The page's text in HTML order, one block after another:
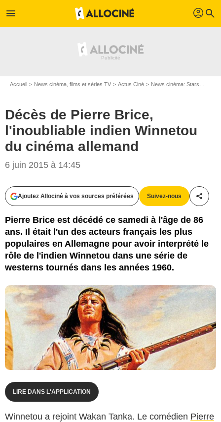
menu profil search
Accueil News cinéma, films et séries TV Actus Ciné News cinéma: Stars
Décès de Pierre Brice,
l'inoubliable indien Winnetou
du cinéma allemand
6 juin 2015 à 14:45
Ajoutez Allociné à vos sources préférées Suivez-nous
Pierre Brice est décédé ce samedi à l'âge de 86
ans. Il était l'un des acteurs français les plus
populaires en Allemagne pour avoir interprété le
rôle de l'indien Winnetou dans une série de
westerns tournés dans les années 1960.
SNC
LIRE DANS L'APPLICATION
Winnetou a rejoint Wakan Tanka. Le comédien Pierre